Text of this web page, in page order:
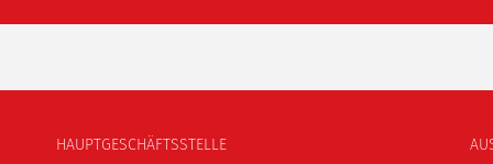
HAUPTGESCHÄFTSSTELLE